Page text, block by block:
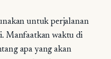
untuk perjalanan
Manfaatkan waktu di
apa yang akan